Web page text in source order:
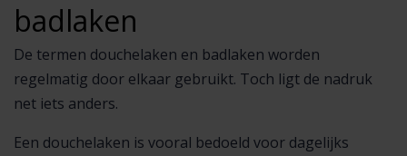
badlaken
De termen douchelaken en badlaken worden
regelmatig door elkaar gebruikt. Toch ligt de nadruk
net iets anders.
Een douchelaken is vooral bedoeld voor dagelijks